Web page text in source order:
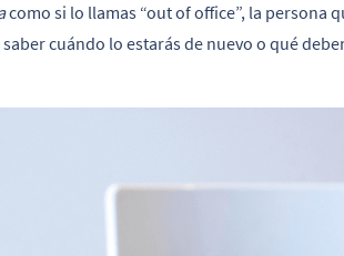
como si lo llamas “out of office”, la persona
cuándo lo estarás de nuevo o qué